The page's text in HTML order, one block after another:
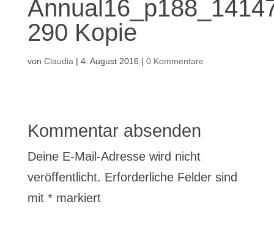
290 Kopie
von Claudia | 4. August 2016 | 0 Kommentare
Kommentar absenden
Deine E-Mail-Adresse wird nicht
veröffentlicht. Erforderliche Felder sind
mit *markiert